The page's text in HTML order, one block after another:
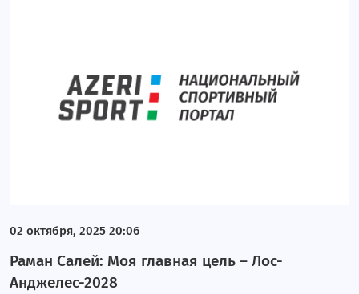
02 октября, 2025 20:06
Раман Салей: Моя главная цель – Лос-
Анджелес-2028